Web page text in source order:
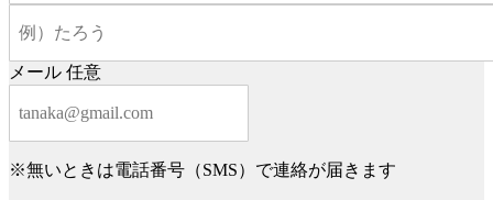
メール 任意
※無いときは電話番号（SMS）で連絡が届きます